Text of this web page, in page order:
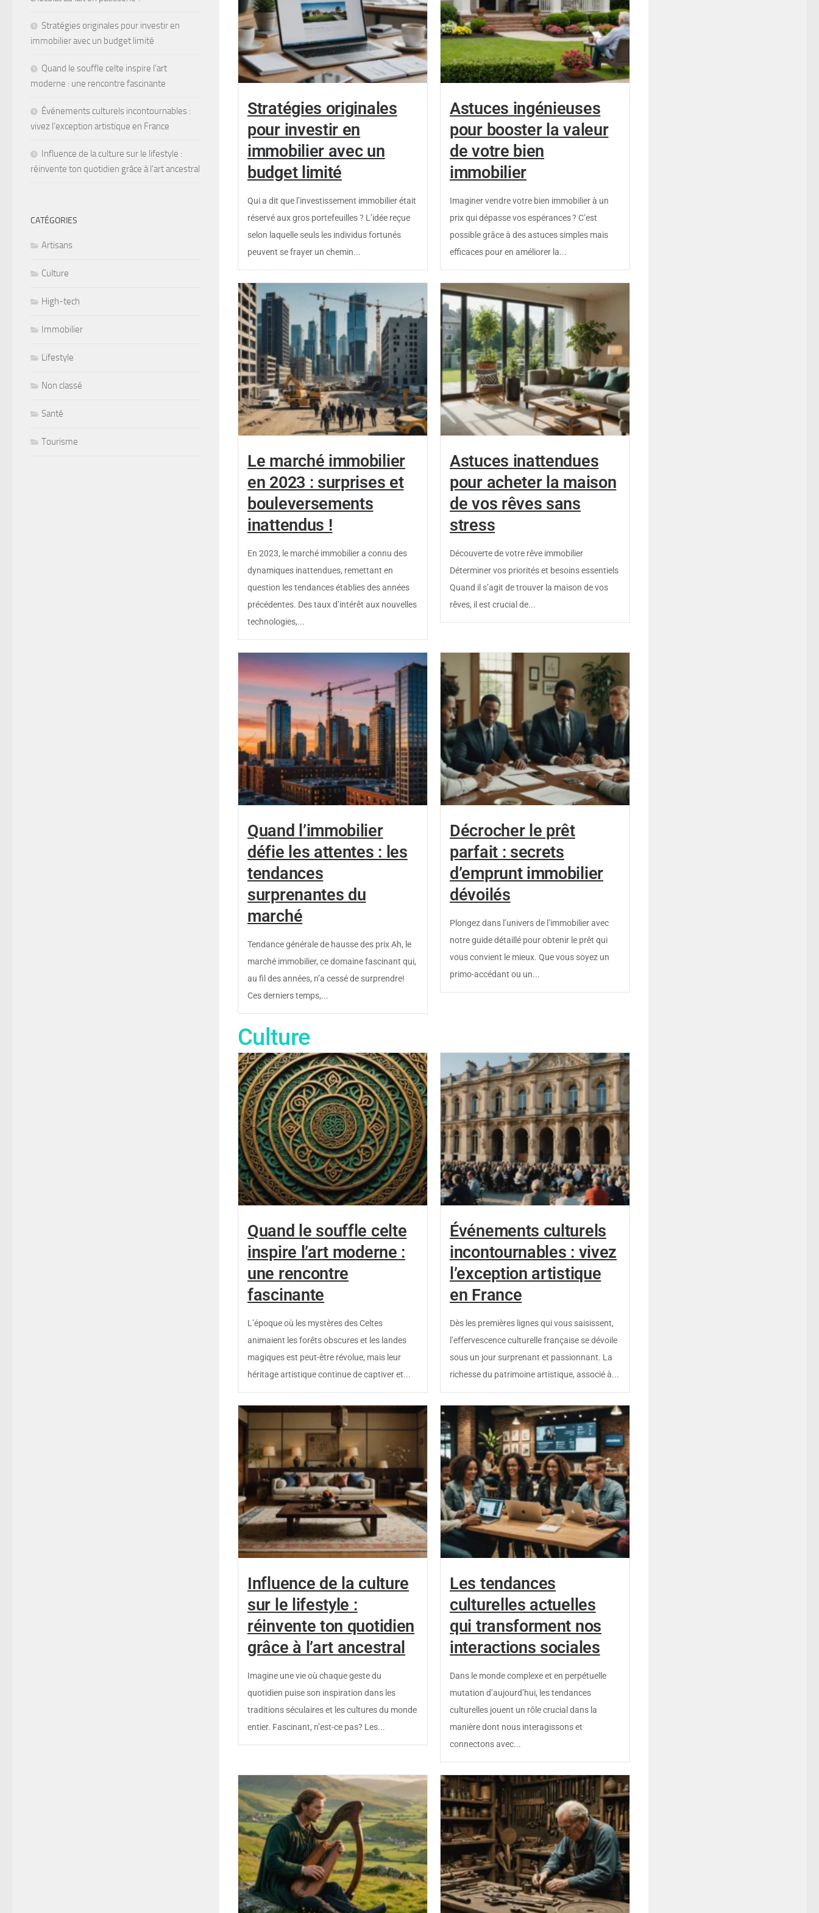
Stratégies originales
pour investir en
immobilier avec un
budget limité
Qui a dit que l’investissement immobilier était
réservé aux gros portefeuilles ? L’idée reçue
selon laquelle seuls les individus fortunés
peuvent se frayer un chemin...
Astuces ingénieuses
pour booster la valeur
de votre bien
immobilier
Imaginer vendre votre bien immobilier à un
prix qui dépasse vos espérances ? C’est
possible grâce à des astuces simples mais
efficaces pour en améliorer la...
Le marché immobilier
en 2023 : surprises et
bouleversements
inattendus !
En 2023, le marché immobilier a connu des
dynamiques inattendues, remettant en
question les tendances établies des années
précédentes. Des taux d’intérêt aux nouvelles
technologies,...
Astuces inattendues
pour acheter la maison
de vos rêves sans
stress
Découverte de votre rêve immobilier
Déterminer vos priorités et besoins essentiels
Quand il s’agit de trouver la maison de vos
rêves, il est crucial de...
Quand l’immobilier
défie les attentes : les
tendances
surprenantes du
marché
Tendance générale de hausse des prix Ah, le
marché immobilier, ce domaine fascinant qui,
au fil des années, n’a cessé de surprendre!
Ces derniers temps,...
Décrocher le prêt
parfait : secrets
d’emprunt immobilier
dévoilés
Plongez dans l’univers de l’immobilier avec
notre guide détaillé pour obtenir le prêt qui
vous convient le mieux. Que vous soyez un
primo-accédant ou un...
Culture
Quand le souffle celte
inspire l’art moderne :
une rencontre
fascinante
L’époque où les mystères des Celtes
animaient les forêts obscures et les landes
magiques est peut-être révolue, mais leur
héritage artistique continue de captiver et...
Événements culturels
incontournables : vivez
l’exception artistique
en France
Dès les premières lignes qui vous saisissent,
l’effervescence culturelle française se dévoile
sous un jour surprenant et passionnant. La
richesse du patrimoine artistique, associé à...
Influence de la culture
sur le lifestyle :
réinvente ton quotidien
grâce à l’art ancestral
Imagine une vie où chaque geste du
quotidien puise son inspiration dans les
traditions séculaires et les cultures du monde
entier. Fascinant, n’est-ce pas? Les...
Les tendances
culturelles actuelles
qui transforment nos
interactions sociales
Dans le monde complexe et en perpétuelle
mutation d’aujourd’hui, les tendances
culturelles jouent un rôle crucial dans la
manière dont nous interagissons et
connectons avec...
Stratégies originales pour investir en
immobilier avec un budget limité
Quand le souffle celte inspire l’art
moderne : une rencontre fascinante
Événements culturels incontournables :
vivez l’exception artistique en France
Influence de la culture sur le lifestyle :
réinvente ton quotidien grâce à l’art ancestral
CATÉGORIES
Artisans
Culture
High-tech
Immobilier
Lifestyle
Non classé
Santé
Tourisme